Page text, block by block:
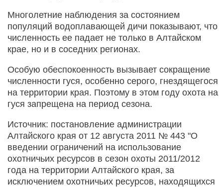
Многолетние наблюдения за состоянием
популяций водоплавающей дичи показывают, что
численность ее падает не только в Алтайском
крае, но и в соседних регионах.
Особую обеспокоенность вызывает сокращение
численности гуся, особенно серого, гнездящегося
на территории края. Поэтому в этом году охота на
гуся запрещена на период сезона.
Источник: постановление администрации
Алтайского края от 12 августа 2011 № 443 "О
введении ограничений на использование
охотничьих ресурсов в сезон охоты 2011/2012
года на территории Алтайского края, за
исключением охотничьих ресурсов, находящихся